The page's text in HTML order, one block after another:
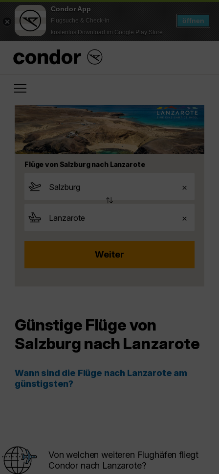
Condor App
Flugsuche & Check-in
kostenlos Download im Google Play Store
öffnen
Flüge von Salzburg nach Lanzarote
Günstige Flüge von
Salzburg nach Lanzarote
Wann sind die Flüge nach Lanzarote am
günstigsten?
Von welchen weiteren Flughäfen fliegt
Condor nach Lanzarote?